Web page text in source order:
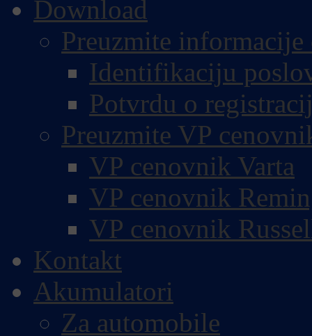
Download
Preuzmite
Identifikaciju
Potvrdu o
Preuzmite VP
VP cenovnik Varta
VP cenovnik
VP cenovnik
Kontakt
Akumulatori
Za automobile